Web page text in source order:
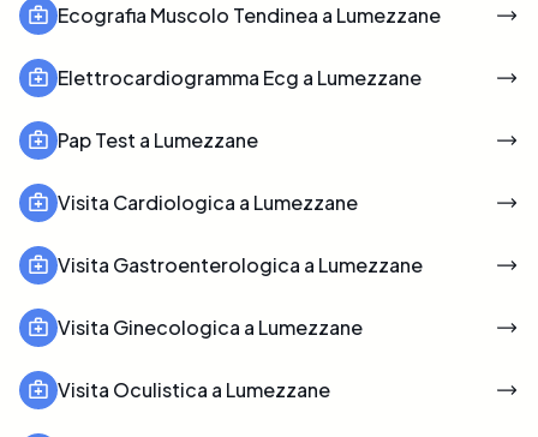
Ecografia Muscolo Tendinea a Lumezzane
Elettrocardiogramma Ecg a Lumezzane
Pap Test a Lumezzane
Visita Cardiologica a Lumezzane
Visita Gastroenterologica a Lumezzane
Visita Ginecologica a Lumezzane
Visita Oculistica a Lumezzane